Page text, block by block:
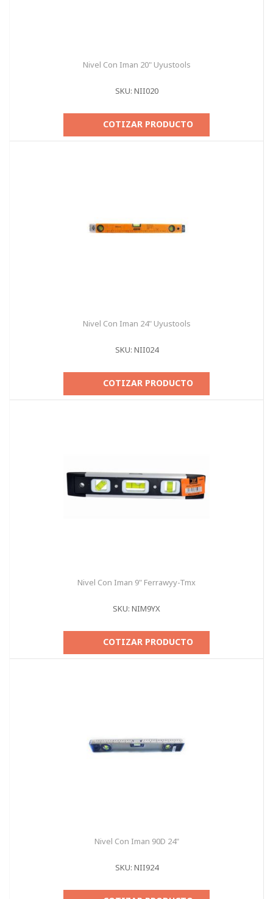
Nivel Con Iman 20" Uyustools
SKU: NII020
COTIZAR PRODUCTO
Nivel Con Iman 24" Uyustools
SKU: NII024
COTIZAR PRODUCTO
Nivel Con Iman 9" Ferrawyy-Tmx
SKU: NIM9YX
COTIZAR PRODUCTO
Nivel Con Iman 90D 24"
SKU: NII924